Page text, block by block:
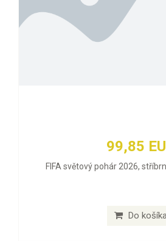
99,85
FIFA světový pohár 2026,
Do